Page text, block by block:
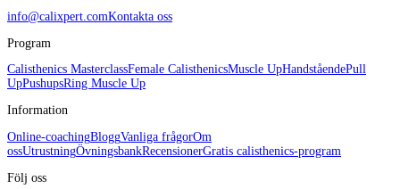
info@calixpert.comKontakta oss
Program
Calisthenics MasterclassFemale CalisthenicsMuscle UpHandståendePull
UpPushupsRing Muscle Up
Information
Online-coachingBloggVanliga frågorOm
ossUtrustningÖvningsbankRecensionerGratis calisthenics-program
Följ oss